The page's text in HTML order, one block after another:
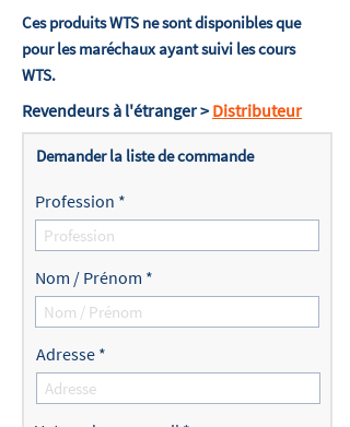
Ces produits WTS ne sont disponibles que
pour les maréchaux ayant suivi les cours
WTS.
Revendeurs à l'étranger > Distributeur
Demander la liste de commande
Profession
Nom / Prénom
Adresse